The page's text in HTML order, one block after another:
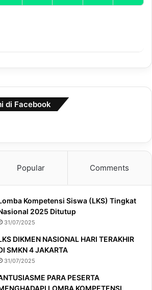
di Facebook
Popular Comments
Kompetensi Siswa (LKS) Tingkat
2025 Ditutup
31/07/2025
DIKMEN NASIONAL HARI TERAKHIR
SMKN 4 JAKARTA
31/07/2025
PARA PESERTA